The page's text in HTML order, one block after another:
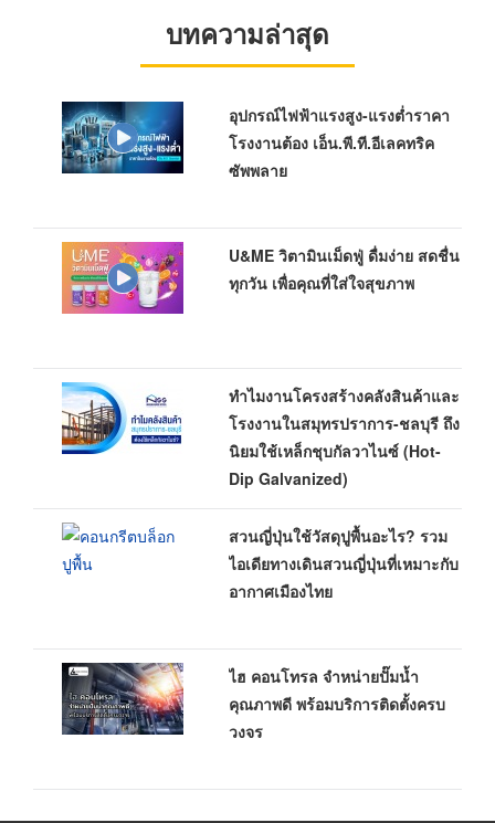
บทความล่าสุด
อุปกรณ์ไฟฟ้าแรงสูง-แรงต่ำราคา
โรงงานต้อง เอ็น.พี.ที.อีเลคทริค
ซัพพลาย
U&ME วิตามินเม็ดฟู่ ดื่มง่าย สดชื่น
ทุกวัน เพื่อคุณที่ใส่ใจสุขภาพ
ทำไมงานโครงสร้างคลังสินค้าและ
โรงงานในสมุทรปราการ-ชลบุรี ถึง
นิยมใช้เหล็กชุบกัลวาไนซ์ (Hot-
Dip Galvanized)
สวนญี่ปุ่นใช้วัสดุปูพื้นอะไร? รวม
ไอเดียทางเดินสวนญี่ปุ่นที่เหมาะกับ
อากาศเมืองไทย
ไฮ คอนโทรล จำหน่ายปั๊มน้ำ
คุณภาพดี พร้อมบริการติดตั้งครบ
วงจร